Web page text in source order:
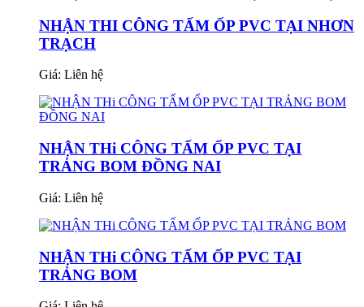
NHẬN THI CÔNG TẤM ỐP PVC TẠI NHƠN
TRẠCH
Giá: Liên hệ
NHẬN THi CÔNG TẤM ỐP PVC TẠI
TRẢNG BOM ĐỒNG NAI
Giá: Liên hệ
NHẬN THi CÔNG TẤM ỐP PVC TẠI
TRẢNG BOM